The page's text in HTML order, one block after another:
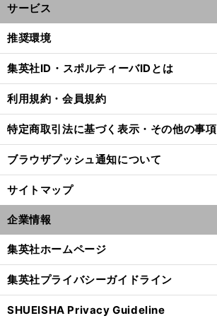
サービス
推奨環境
集英社ID・スポルティーバIDとは
利用規約・会員規約
特定商取引法に基づく表示・その他の事項
ブラウザプッシュ通知について
サイトマップ
企業情報
集英社ホームページ
集英社プライバシーガイドライン
SHUEISHA Privacy Guideline